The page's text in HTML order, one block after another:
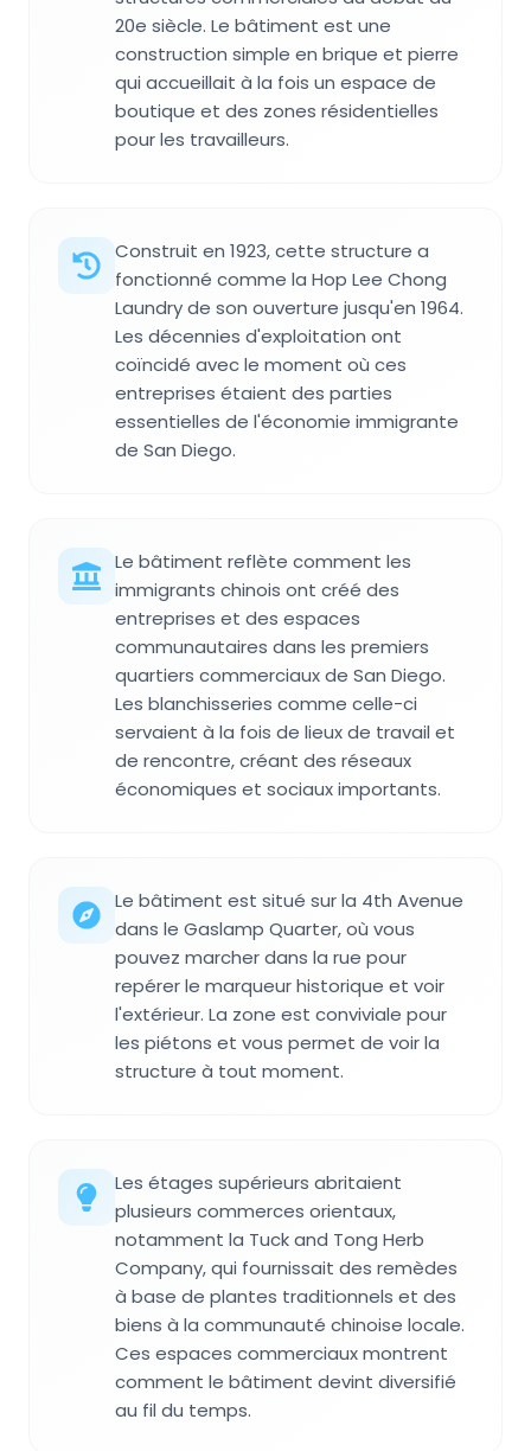
20e siècle. Le bâtiment est une
construction simple en brique et pierre
qui accueillait à la fois un espace de
boutique et des zones résidentielles
pour les travailleurs.
Construit en 1923, cette structure a
fonctionné comme la Hop Lee Chong
Laundry de son ouverture jusqu'en 1964.
Les décennies d'exploitation ont
coïncidé avec le moment où ces
entreprises étaient des parties
essentielles de l'économie immigrante
de San Diego.
Le bâtiment reflète comment les
immigrants chinois ont créé des
entreprises et des espaces
communautaires dans les premiers
quartiers commerciaux de San Diego.
Les blanchisseries comme celle-ci
servaient à la fois de lieux de travail et
de rencontre, créant des réseaux
économiques et sociaux importants.
Le bâtiment est situé sur la 4th Avenue
dans le Gaslamp Quarter, où vous
pouvez marcher dans la rue pour
repérer le marqueur historique et voir
l'extérieur. La zone est conviviale pour
les piétons et vous permet de voir la
structure à tout moment.
Les étages supérieurs abritaient
plusieurs commerces orientaux,
notamment la Tuck and Tong Herb
Company, qui fournissait des remèdes
à base de plantes traditionnels et des
biens à la communauté chinoise locale.
Ces espaces commerciaux montrent
comment le bâtiment devint diversifié
au fil du temps.